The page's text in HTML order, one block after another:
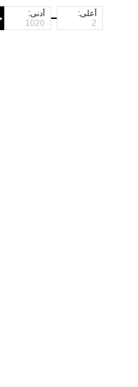
أعلى: أدنى: